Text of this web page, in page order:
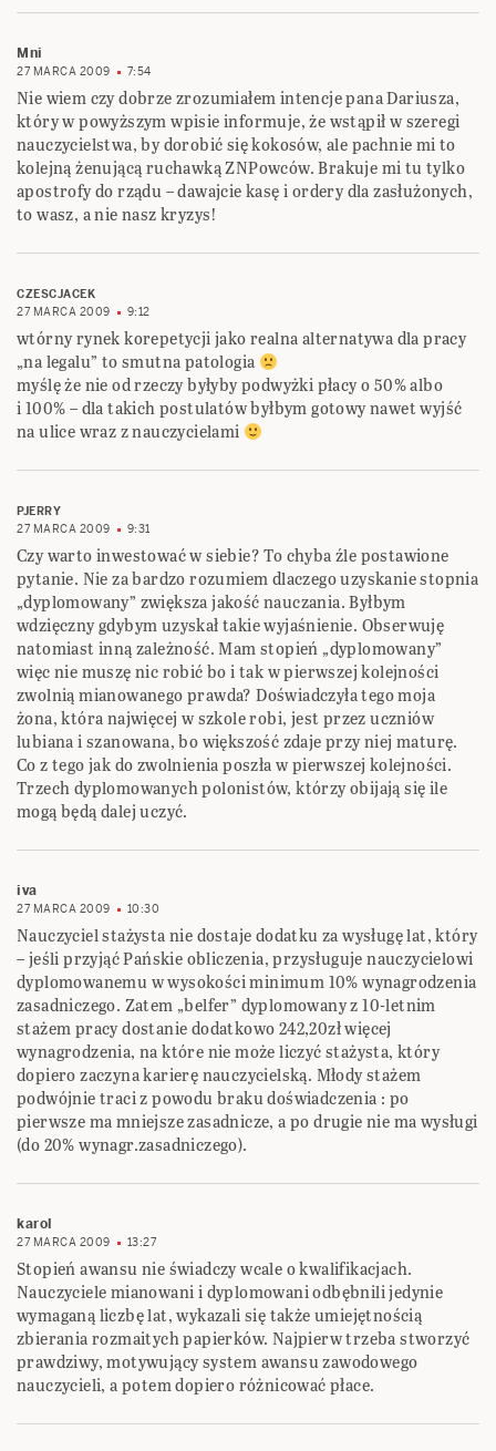
Mni
27 MARCA 2009 7:54
Nie wiem czy dobrze zrozumiałem intencje pana Dariusza,
który w powyższym wpisie informuje, że wstąpił w szeregi
nauczycielstwa, by dorobić się kokosów, ale pachnie mi to
kolejną żenującą ruchawką ZNPowców. Brakuje mi tu tylko
apostrofy do rządu – dawajcie kasę i ordery dla zasłużonych,
to wasz, a nie nasz kryzys!
CZESCJACEK
27 MARCA 2009
9:12
wtórny rynek korepetycji jako realna alternatywa dla pracy
„na legalu” to smutna patologia
myślę że nie od rzeczy byłyby podwyżki płacy o 50% albo
i 100% – dla takich postulatów byłbym gotowy nawet wyjść
na ulice wraz z nauczycielami
PJERRY
27 MARCA 2009
9:31
Czy warto inwestować w siebie? To chyba źle postawione
pytanie. Nie za bardzo rozumiem dlaczego uzyskanie stopnia
„dyplomowany” zwiększa jakość nauczania. Byłbym
wdzięczny gdybym uzyskał takie wyjaśnienie. Obserwuję
natomiast inną zależność. Mam stopień „dyplomowany”
więc nie muszę nic robić bo i tak w pierwszej kolejności
zwolnią mianowanego prawda? Doświadczyła tego moja
żona, która najwięcej w szkole robi, jest przez uczniów
lubiana i szanowana, bo większość zdaje przy niej maturę.
Co z tego jak do zwolnienia poszła w pierwszej kolejności.
Trzech dyplomowanych polonistów, którzy obijają się ile
mogą będą dalej uczyć.
iva
27 MARCA 2009 10:30
Nauczyciel stażysta nie dostaje dodatku za wysługę lat, który
– jeśli przyjąć Pańskie obliczenia, przysługuje nauczycielowi
dyplomowanemu w wysokości minimum 10% wynagrodzenia
zasadniczego. Zatem „belfer” dyplomowany z 10-letnim
stażem pracy dostanie dodatkowo 242,20zł więcej
wynagrodzenia, na które nie może liczyć stażysta, który
dopiero zaczyna karierę nauczycielską. Młody stażem
podwójnie traci z powodu braku doświadczenia : po
pierwsze ma mniejsze zasadnicze, a po drugie nie ma wysługi
(do 20% wynagr.zasadniczego).
karol
27 MARCA 2009 13:27
Stopień awansu nie świadczy wcale o kwalifikacjach.
Nauczyciele mianowani i dyplomowani odbębnili jedynie
wymaganą liczbę lat, wykazali się także umiejętnością
zbierania rozmaitych papierków. Najpierw trzeba stworzyć
prawdziwy, motywujący system awansu zawodowego
nauczycieli, a potem dopiero różnicować płace.